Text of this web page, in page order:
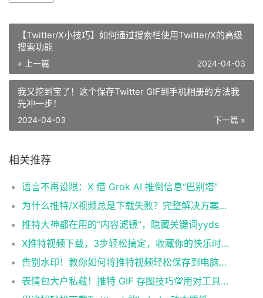
【Twitter/X小技巧】如何通过搜索栏使用Twitter/X的高级
搜索功能
« 上一篇 2024-04-03
我又挖到宝了！这个保存Twitter GIF到手机相册的方法我
先冲一步！
下一篇 »
2024-04-03
相关推荐
语言不再设限：X 借 Grok AI 推倒信息“巴别塔”
为什么推特/X视频总是下载失败？完整解决方案与工具对比
推特大神都在用的“内容滤镜”，隐藏关键词yyds
X推特视频下载，3步轻松搞定，收藏你的快乐时光！📥
告别水印！教你如何将推特视频轻松保存到电脑，完美无损！
表情包大户私藏！推特 GIF 存图技巧💯用对工具再也不怕喜欢的图消失